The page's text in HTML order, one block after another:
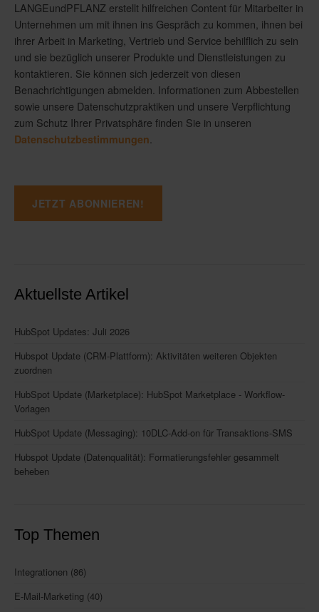
LANGEundPFLANZ erstellt hilfreichen Content für Mitarbeiter in
Unternehmen um mit ihnen ins Gespräch zu kommen, ihnen bei
ihrer Arbeit in Marketing, Vertrieb und Service behilflich zu sein
und sie bezüglich unserer Produkte und Dienstleistungen zu
kontaktieren. Sie können sich jederzeit von diesen
Benachrichtigungen abmelden. Informationen zum Abbestellen
sowie unsere Datenschutzpraktiken und unsere Verpflichtung
zum Schutz Ihrer Privatsphäre finden Sie in unseren
Datenschutzbestimmungen
Aktuellste Artikel
HubSpot Updates: Juli 2026
Hubspot Update (CRM-Plattform): Aktivitäten weiteren Objekten
zuordnen
HubSpot Update (Marketplace): HubSpot Marketplace - Workflow-
Vorlagen
HubSpot Update (Messaging): 10DLC-Add-on für Transaktions-SMS
Hubspot Update (Datenqualität): Formatierungsfehler gesammelt
beheben
Top Themen
Integrationen (86)
E-Mail-Marketing (40)